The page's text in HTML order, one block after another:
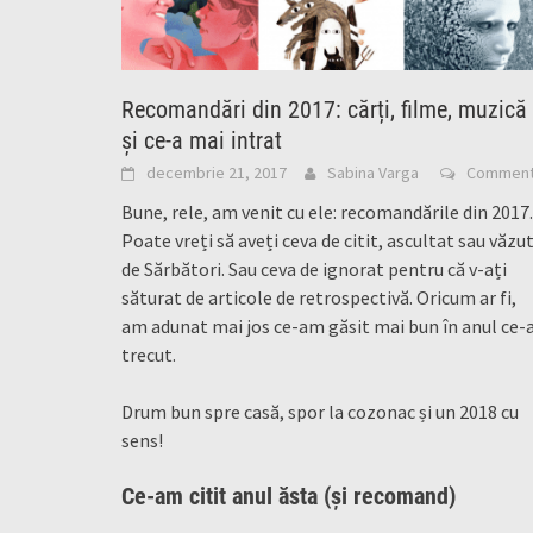
Recomandări din 2017: cărți, filme, muzică
și ce-a mai intrat
decembrie 21, 2017 Sabina Varga
Bune, rele, am venit cu ele: recomandările din 2017.
Poate vreți să aveți ceva de citit, ascultat sau văzut
de Sărbători. Sau ceva de ignorat pentru că v-ați
săturat de articole de retrospectivă. Oricum ar fi,
am adunat mai jos ce-am găsit mai bun în anul ce-a
trecut.
Drum bun spre casă, spor la cozonac și un 2018 cu
sens!
Ce-am citit anul ăsta (și recomand)